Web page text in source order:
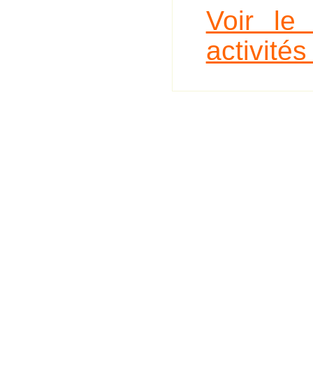
Voir le
activités